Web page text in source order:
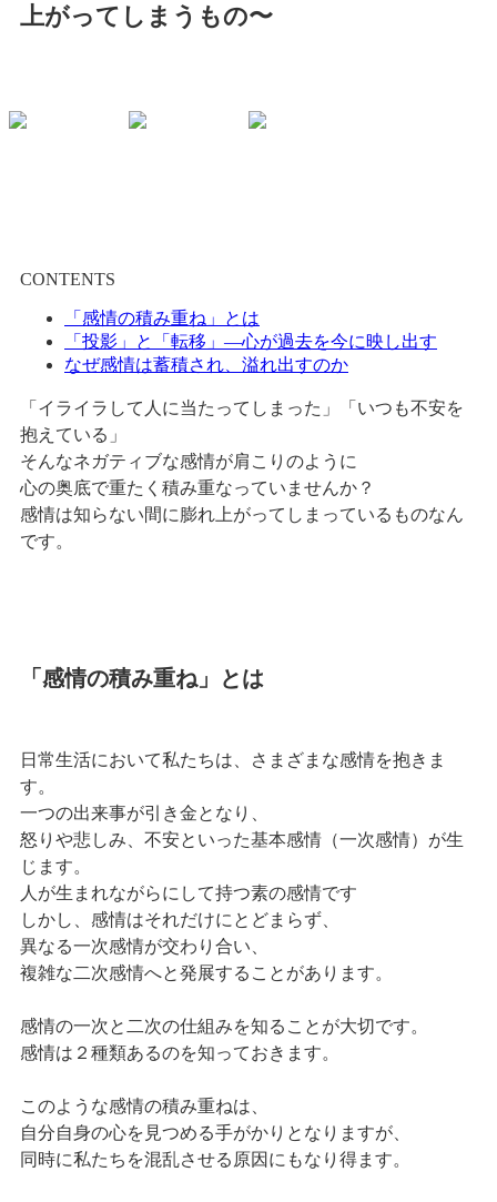
上がってしまうもの〜
CONTENTS
「感情の積み重ね」とは
「投影」と「転移」―心が過去を今に映し出す
なぜ感情は蓄積され、溢れ出すのか
「イライラして人に当たってしまった」「いつも不安を
抱えている」
そんなネガティブな感情が肩こりのように
心の奥底で重たく積み重なっていませんか？
感情は知らない間に膨れ上がってしまっているものなん
です。
「感情の積み重ね」とは
日常生活において私たちは、さまざまな感情を抱きま
す。
一つの出来事が引き金となり、
怒りや悲しみ、不安といった基本感情（一次感情）が生
じます。
人が生まれながらにして持つ素の感情です
しかし、感情はそれだけにとどまらず、
異なる一次感情が交わり合い、
複雑な二次感情へと発展することがあります。
感情の一次と二次の仕組みを知ることが大切です。
感情は２種類あるのを知っておきます。
このような感情の積み重ねは、
自分自身の心を見つめる手がかりとなりますが、
同時に私たちを混乱させる原因にもなり得ます。